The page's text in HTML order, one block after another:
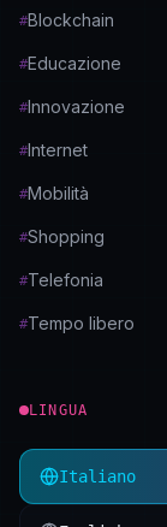
#Blockchain
#Educazione
#Innovazione
#Internet
#Mobilità
#Shopping
#Telefonia
#Tempo libero
LINGUA
Italiano